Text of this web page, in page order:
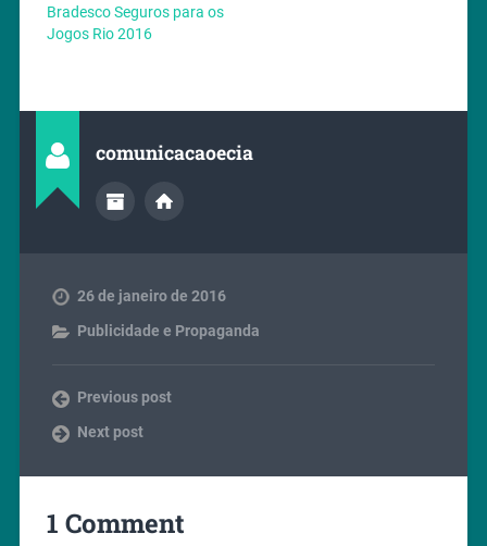
Bradesco Seguros para os
Jogos Rio 2016
comunicacaoecia
26 de janeiro de 2016
Publicidade e Propaganda
Previous post
Next post
1 Comment